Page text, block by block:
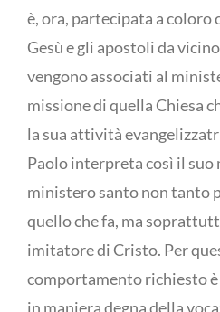
è, ora, partecipata a coloro
Gesù e gli apostoli da
vengono associati al
missione di quella Chiesa
la sua attività
Paolo interpreta così il suo
ministero santo non tanto
quello che fa, ma
imitatore di Cristo. Per
comportamento richiesto
in maniera degna della